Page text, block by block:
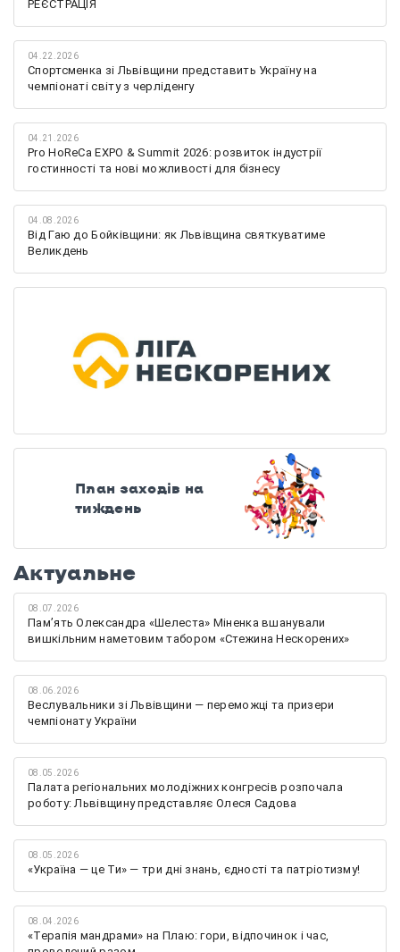
РЕЄСТРАЦІЯ
04.22.2026
Спортсменка зі Львівщини представить Україну на
чемпіонаті світу з черліденгу
04.21.2026
Pro HoReCa EXPO & Summit 2026: розвиток індустрії
гостинності та нові можливості для бізнесу
04.08.2026
Від Гаю до Бойківщини: як Львівщина святкуватиме
Великдень
План заходів на
тиждень
Актуальне
08.07.2026
Памʼять Олександра «Шелеста» Міненка вшанували
вишкільним наметовим табором «Стежина Нескорених»
08.06.2026
Веслувальники зі Львівщини — переможці та призери
чемпіонату України
08.05.2026
Палата регіональних молодіжних конгресів розпочала
роботу: Львівщину представляє Олеся Садова
08.05.2026
«Україна — це Ти» — три дні знань, єдності та патріотизму!
08.04.2026
«Терапія мандрами» на Плаю: гори, відпочинок і час,